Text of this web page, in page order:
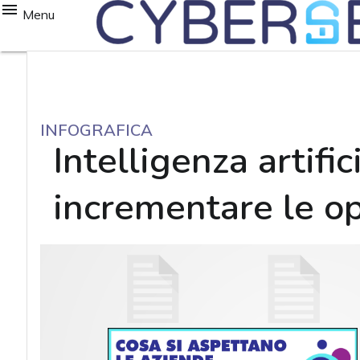
Menu
INFOGRAFICA
Intelligenza
incrementare le